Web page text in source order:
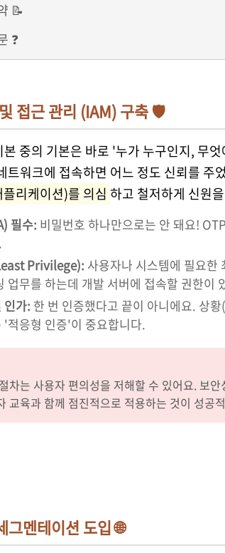
📝
❓
접근 관리 (IAM) 구축 🛡️
중의 기본은 바로 '누가 누구인지, 무
트워크에 접속하면 어느 정도 신뢰를 주
리케이션)를 의심 하고 철저하게 신원
필수: 비밀번호 하나만으로는 안 돼요!
Privilege): 사용자나 시스템에 필요한
업무를 하는데 개발 서버에 접속할 권한이
인가: 한 번 인증했다고 끝이 아니에요. 상
'적응형 인증'이 중요합니다.
차는 사용자 편의성을 저해할 수 있어요. 보
교육과 함께 점진적으로 적용하는 것이 성공
그멘테이션 도입 🌐